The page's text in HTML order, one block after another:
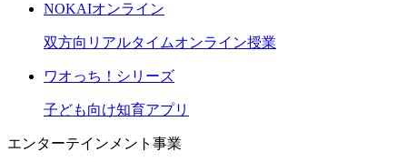
NOKAIオンライン
双方向リアルタイムオンライン授業
ワオっち！シリーズ
子ども向け知育アプリ
エンターテインメント事業